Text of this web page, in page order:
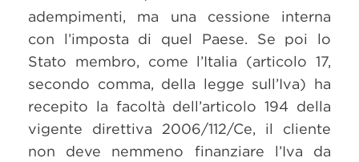
adempimenti, ma una cessione interna
con l’imposta di quel Paese. Se poi lo
Stato membro, come l’Italia (articolo 17,
secondo comma, della legge sull’Iva) ha
recepito la facoltà dell’articolo 194 della
vigente direttiva 2006/112/Ce, il cliente
non deve nemmeno finanziare l’Iva da